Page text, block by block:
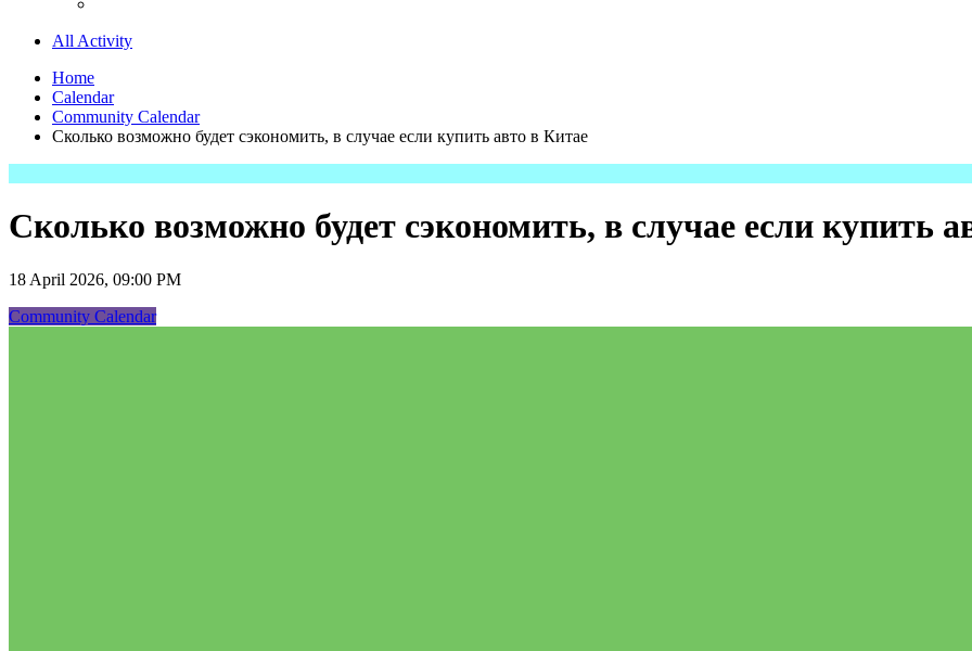
All Activity
Home
Calendar
Community Calendar
Сколько возможно будет сэкономить, в случае если купить авто в Китае
Сколько возможно будет сэкономить, в случае если купить
18 April 2026, 09:00 PM
Community Calendar